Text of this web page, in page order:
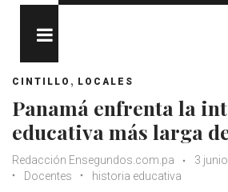
CINTILLO , LOCALES
Panamá enfrenta la
educativa más larga
Redacción Ensegundos.com.pa 3
Docentes
historia educativa